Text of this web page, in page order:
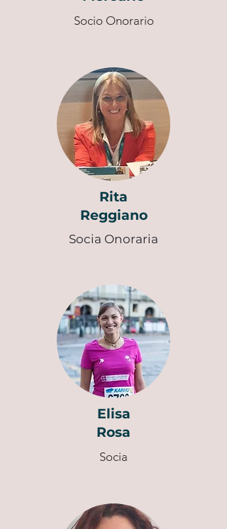
Socio Onorario
Rita
Reggiano
Socia Onoraria
Elisa
Rosa
Socia